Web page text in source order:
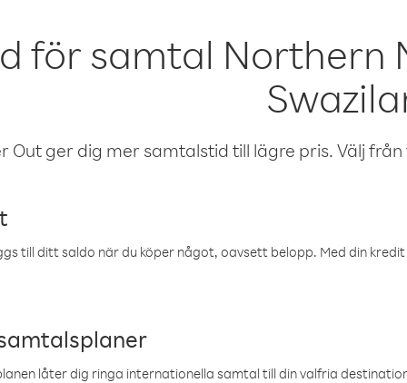
för samtal Northern
Out ger dig mer samtalstid till lägre pris. Välj
till ditt saldo när du köper något, oavsett belopp. Med din
låter dig ringa internationella samtal till din valfria